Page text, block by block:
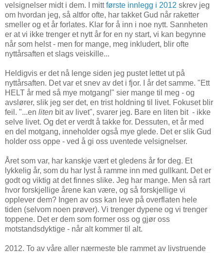
velsignelser midt i dem. I mittførste innlegg i 2012 skrev jeg
om hvordan jeg, så altfor ofte, har takket Gud når raketter
smeller og et år forlates. Klar for å inn i noe nytt. Sannheten
er at vi ikke trenger et nytt år for en ny start, vi kan begynne
når som helst - men for mange, meg inkludert, blir ofte
nyttårsaften et slags veiskille...
Heldigvis er det nå lenge siden jeg pustet lettet ut på
nyttårsaften. Det var et snev av det i fjor. I år det samme. "Ett
HELT år med så mye motgang!" sier mange til meg - og
avslører, slik jeg ser det, en trist holdning til livet. Fokuset blir
feil. "...en liten bit av livet", svarer jeg. Bare en liten bit - ikke
selve livet. Og det er verdt å takke for. Dessuten, et år med
en del motgang, inneholder også mye glede. Det er slik Gud
holder oss oppe - ved å gi oss uventede velsignelser.
Året som var, har kanskje vært et gledens år for deg. Et
lykkelig år, som du har lyst å ramme inn med gullkant. Det er
godt og viktig at det finnes slike. Jeg har mange. Men så rart
hvor forskjellige årene kan være, og så forskjellige vi
opplever dem? Ingen av oss kan leve på overflaten hele
tiden (selvom noen prøver). Vi trenger dypene og vi trenger
toppene. Det er dem som former oss og gjør oss
motstandsdyktige - når alt kommer til alt.
2012. To av våre aller nærmeste ble rammet av livstruende